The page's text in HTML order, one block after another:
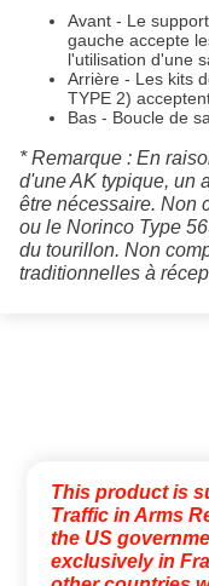
Avant - Le
gauche accepte
l'utilisation d'une
Arrière - Les kits
TYPE 2)
Bas - Boucle de
* Remarque : En
d'une AK typique, un
être nécessaire. Non
ou le Norinco Type
du tourillon. Non
traditionnelles à
This product is
Traffic in Arms
the US
exclusively in